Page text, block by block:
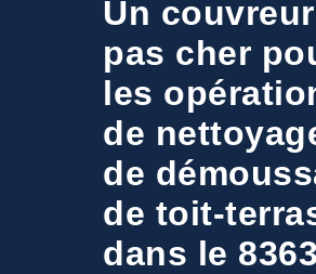
Un couvreur
pas cher
les
de
de
de toit-
dans le